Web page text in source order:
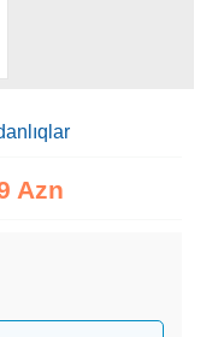
Azn